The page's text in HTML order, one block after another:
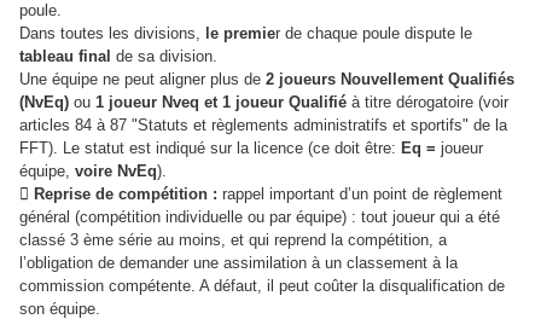
poule.
Dans toutes les divisions, le premier de chaque poule dispute le
tableau final de sa division.
Une équipe ne peut aligner plus de 2 joueurs Nouvellement Qualifiés
(NvEq) ou 1 joueur Nveq et 1 joueur Qualifié à titre dérogatoire (voir
articles 84 à 87 "Statuts et règlements administratifs et sportifs" de la
FFT). Le statut est indiqué sur la licence (ce doit être: Eq = joueur
équipe, voire NvEq).
 Reprise de compétition : rappel important d’un point de règlement
général (compétition individuelle ou par équipe) : tout joueur qui a été
classé 3 ème série au moins, et qui reprend la compétition, a
l’obligation de demander une assimilation à un classement à la
commission compétente. A défaut, il peut coûter la disqualification de
son équipe.